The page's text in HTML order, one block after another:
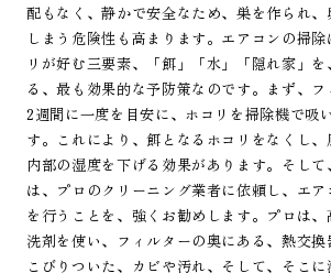
配もなく、静かで安全なため、巣を作られ
しまう危険性も高まります。エアコンの掃
リが好む三要素、「餌」「水」「隠れ家」
る、最も効果的な予防策なのです。まず、フ
2週間に一度を目安に、ホコリを掃除機で吸
す。これにより、餌となるホコリをなくし、
内部の湿度を下げる効果があります。そし
は、プロのクリーニング業者に依頼し、エ
を行うことを、強くお勧めします。プロは
洗剤を使い、フィルターの奥にある、熱交
こびりついた、カビや汚れ、そして、そこ